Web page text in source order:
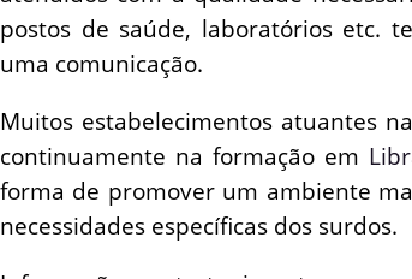
postos de saúde, laboratórios etc.
uma comunicação.
Muitos estabelecimentos atuantes
continuamente na formação em
forma de promover um ambiente
necessidades específicas dos surdos.